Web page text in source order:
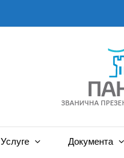
Услуге Документа